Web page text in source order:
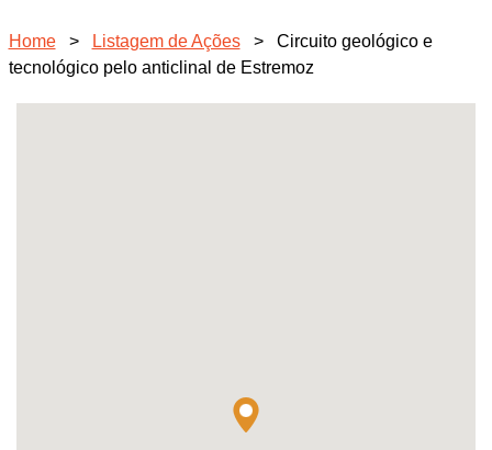
Home > Listagem de Ações >
Circuito geológico e
tecnológico pelo anticlinal de Estremoz